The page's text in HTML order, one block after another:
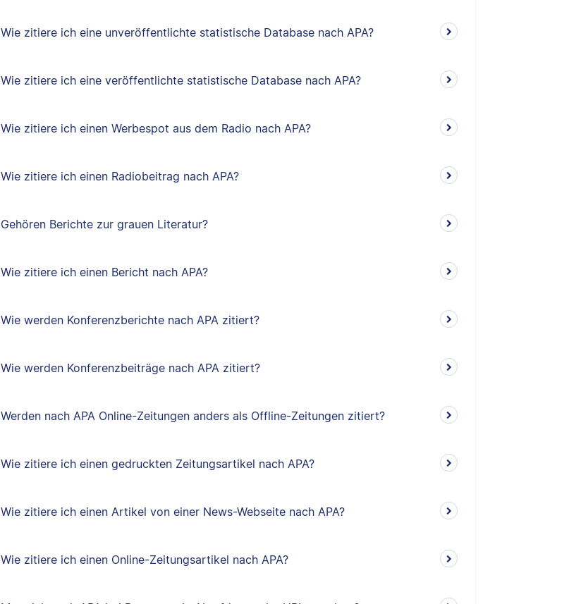
Wie zitiere ich eine unveröffentlichte statistische Database nach APA?
Wie zitiere ich eine veröffentlichte statistische Database nach APA?
Wie zitiere ich einen Werbespot aus dem Radio nach APA?
Wie zitiere ich einen Radiobeitrag nach APA?
Gehören Berichte zur grauen Literatur?
Wie zitiere ich einen Bericht nach APA?
Wie werden Konferenzberichte nach APA zitiert?
Wie werden Konferenzbeiträge nach APA zitiert?
Werden nach APA Online-Zeitungen anders als Offline-Zeitungen zitiert?
Wie zitiere ich einen gedruckten Zeitungsartikel nach APA?
Wie zitiere ich einen Artikel von einer News-Webseite nach APA?
Wie zitiere ich einen Online-Zeitungsartikel nach APA?